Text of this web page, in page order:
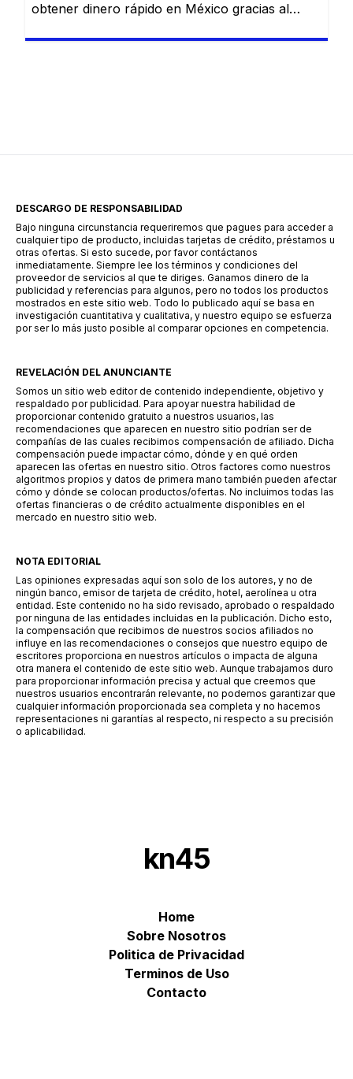
obtener dinero rápido en México gracias al
una aplicación […]
DESCARGO DE RESPONSABILIDAD
Bajo ninguna circunstancia requeriremos que pagues para acceder a
cualquier tipo de producto, incluidas tarjetas de crédito, préstamos u
otras ofertas. Si esto sucede, por favor contáctanos
inmediatamente. Siempre lee los términos y condiciones del
proveedor de servicios al que te diriges. Ganamos dinero de la
publicidad y referencias para algunos, pero no todos los productos
mostrados en este sitio web. Todo lo publicado aquí se basa en
investigación cuantitativa y cualitativa, y nuestro equipo se esfuerza
por ser lo más justo posible al comparar opciones en competencia.
REVELACIÓN DEL ANUNCIANTE
Somos un sitio web editor de contenido independiente, objetivo y
respaldado por publicidad. Para apoyar nuestra habilidad de
proporcionar contenido gratuito a nuestros usuarios, las
recomendaciones que aparecen en nuestro sitio podrían ser de
compañías de las cuales recibimos compensación de afiliado. Dicha
compensación puede impactar cómo, dónde y en qué orden
aparecen las ofertas en nuestro sitio. Otros factores como nuestros
algoritmos propios y datos de primera mano también pueden afectar
cómo y dónde se colocan productos/ofertas. No incluimos todas las
ofertas financieras o de crédito actualmente disponibles en el
mercado en nuestro sitio web.
NOTA EDITORIAL
Las opiniones expresadas aquí son solo de los autores, y no de
ningún banco, emisor de tarjeta de crédito, hotel, aerolínea u otra
entidad. Este contenido no ha sido revisado, aprobado o respaldado
por ninguna de las entidades incluidas en la publicación. Dicho esto,
la compensación que recibimos de nuestros socios afiliados no
influye en las recomendaciones o consejos que nuestro equipo de
escritores proporciona en nuestros artículos o impacta de alguna
otra manera el contenido de este sitio web. Aunque trabajamos duro
para proporcionar información precisa y actual que creemos que
nuestros usuarios encontrarán relevante, no podemos garantizar que
cualquier información proporcionada sea completa y no hacemos
representaciones ni garantías al respecto, ni respecto a su precisión
o aplicabilidad.
kn45
Home
Sobre Nosotros
Politica de Privacidad
Terminos de Uso
Contacto